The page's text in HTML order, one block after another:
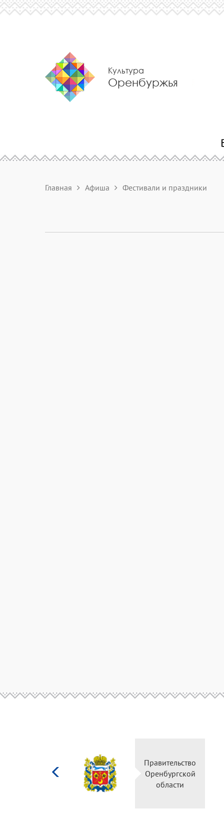
Культура
Оренбуржья
Главная Афиша Фестивали и праздники
Правительство
Оренбургской
области